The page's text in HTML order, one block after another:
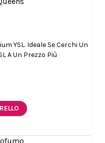
YSL. Ideale Se Cerchi Un
A Un Prezzo Più